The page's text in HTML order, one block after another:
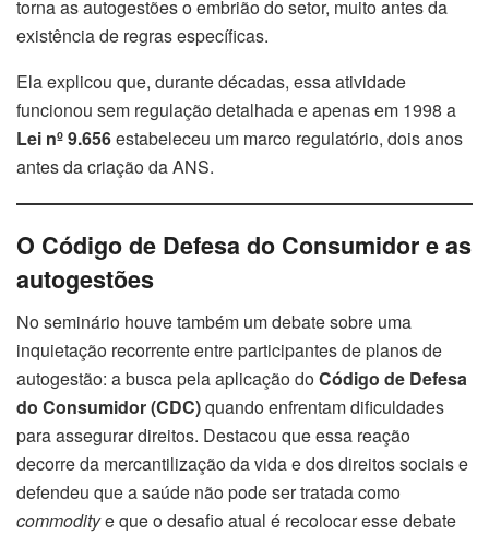
torna as autogestões o embrião do setor, muito antes da
existência de regras específicas.
Ela explicou que, durante décadas, essa atividade
funcionou sem regulação detalhada e apenas em 1998 a
Lei nº 9.656estabeleceu um marco regulatório, dois anos
antes da criação da ANS.
O Código de Defesa do Consumidor e as
autogestões
No seminário houve também um debate sobre uma
inquietação recorrente entre participantes de planos de
autogestão: a busca pela aplicação doCódigo de Defesa
do Consumidor (CDC)quando enfrentam dificuldades
para assegurar direitos. Destacou que essa reação
decorre da mercantilização da vida e dos direitos sociais e
defendeu que a saúde não pode ser tratada como
commoditye que o desafio atual é recolocar esse debate